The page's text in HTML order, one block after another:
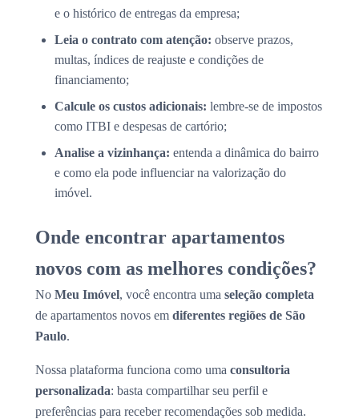
e o histórico de entregas da empresa;
Leia o contrato com atenção: observe prazos,
multas, índices de reajuste e condições de
financiamento;
Calcule os custos adicionais: lembre-se de impostos
como ITBI e despesas de cartório;
Analise a vizinhança: entenda a dinâmica do bairro
e como ela pode influenciar na valorização do
imóvel.
Onde encontrar apartamentos
novos com as melhores condições?
No Meu Imóvel, você encontra uma seleção completa
de apartamentos novos em diferentes regiões de São
Paulo.
Nossa plataforma funciona como uma consultoria
personalizada: basta compartilhar seu perfil e
preferências para receber recomendações sob medida.